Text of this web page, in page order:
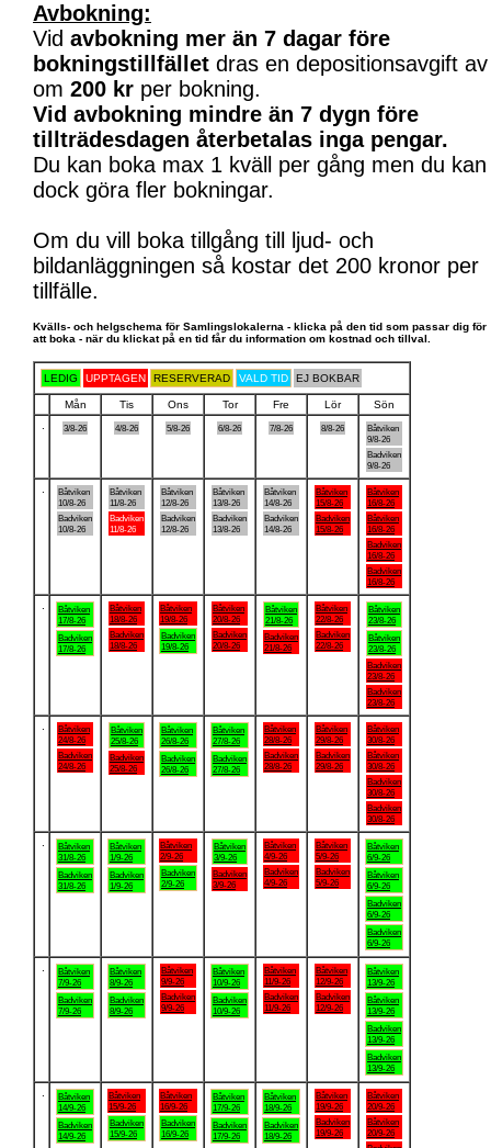
Avbokning:
Vid avbokning mer än 7 dagar före
bokningstillfället dras en depositionsavgift av
om 200 kr per bokning.
Vid avbokning mindre än 7 dygn före
tillträdesdagen återbetalas inga pengar.
Du kan boka max 1 kväll per gång men du kan
dock göra fler bokningar.
Om du vill boka tillgång till ljud- och
bildanläggningen så kostar det 200 kronor per
tillfälle.
Kvälls- och helgschema för Samlingslokalerna - klicka på den tid som passar dig för
att boka - när du klickat på en tid får du information om kostnad och tillval.
LEDIG UPPTAGEN RESERVERAD VALD TID EJ BOKBAR
Mån Tis Ons Tor Fre Lör
Sön
3/8-26 4/8-26 5/8-26 6/8-26 7/8-26 8/8-26
Båtviken
9/8-26
Badviken
9/8-26
Båtviken
10/8-26
Badviken
10/8-26
Båtviken
11/8-26
Badviken
11/8-26
Båtviken
12/8-26
Badviken
12/8-26
Båtviken
13/8-26
Badviken
13/8-26
Båtviken
14/8-26
Badviken
14/8-26
Båtviken
15/8-26
Badviken
15/8-26
Båtviken
16/8-26
Båtviken
16/8-26
Badviken
16/8-26
Badviken
16/8-26
Båtviken
17/8-26
Badviken
17/8-26
Båtviken
18/8-26
Badviken
18/8-26
Båtviken
19/8-26
Badviken
19/8-26
Båtviken
20/8-26
Badviken
20/8-26
Båtviken
21/8-26
Badviken
21/8-26
Båtviken
22/8-26
Badviken
22/8-26
Båtviken
23/8-26
Båtviken
23/8-26
Badviken
23/8-26
Badviken
23/8-26
Båtviken
24/8-26
Badviken
24/8-26
Båtviken
25/8-26
Badviken
25/8-26
Båtviken
26/8-26
Badviken
26/8-26
Båtviken
27/8-26
Badviken
27/8-26
Båtviken
28/8-26
Badviken
28/8-26
Båtviken
29/8-26
Badviken
29/8-26
Båtviken
30/8-26
Båtviken
30/8-26
Badviken
30/8-26
Badviken
30/8-26
Båtviken
31/8-26
Badviken
31/8-26
Båtviken
1/9-26
Badviken
1/9-26
Båtviken
2/9-26
Badviken
2/9-26
Båtviken
3/9-26
Badviken
3/9-26
Båtviken
4/9-26
Badviken
4/9-26
Båtviken
5/9-26
Badviken
5/9-26
Båtviken
6/9-26
Båtviken
6/9-26
Badviken
6/9-26
Badviken
6/9-26
Båtviken
7/9-26
Badviken
7/9-26
Båtviken
8/9-26
Badviken
8/9-26
Båtviken
9/9-26
Badviken
9/9-26
Båtviken
10/9-26
Badviken
10/9-26
Båtviken
11/9-26
Badviken
11/9-26
Båtviken
12/9-26
Badviken
12/9-26
Båtviken
13/9-26
Båtviken
13/9-26
Badviken
13/9-26
Badviken
13/9-26
Båtviken
14/9-26
Badviken
14/9-26
Båtviken
15/9-26
Badviken
15/9-26
Båtviken
16/9-26
Badviken
16/9-26
Båtviken
17/9-26
Badviken
17/9-26
Båtviken
18/9-26
Badviken
18/9-26
Båtviken
19/9-26
Badviken
19/9-26
Båtviken
20/9-26
Båtviken
20/9-26